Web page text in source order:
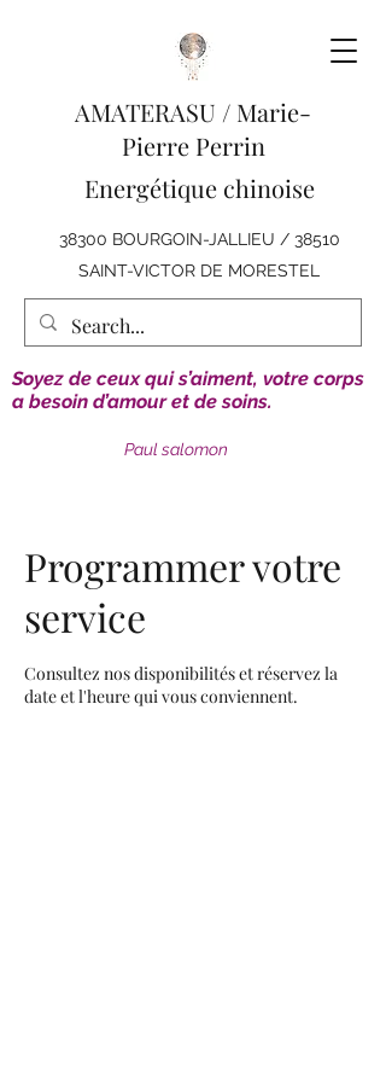
AMATERASU / Marie-
Pierre Perrin
Energétique chinoise
38300 BOURGOIN-JALLIEU / 38510
SAINT-VICTOR DE MORESTEL
Soyez de ceux qui s’aiment, votre corps
a besoin d’amour et de soins.
Paul salomon
Programmer votre
service
Consultez nos disponibilités et réservez la
date et l'heure qui vous conviennent.